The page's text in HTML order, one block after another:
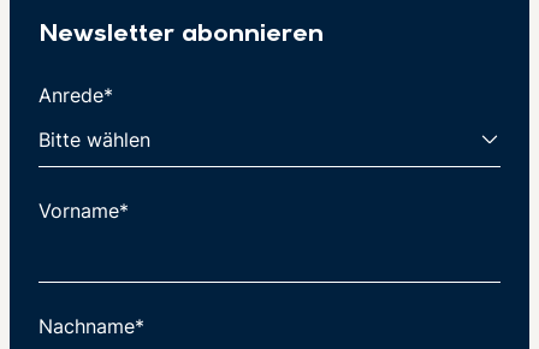
Newsletter abonnieren
Anrede*
Vorname*
Nachname*